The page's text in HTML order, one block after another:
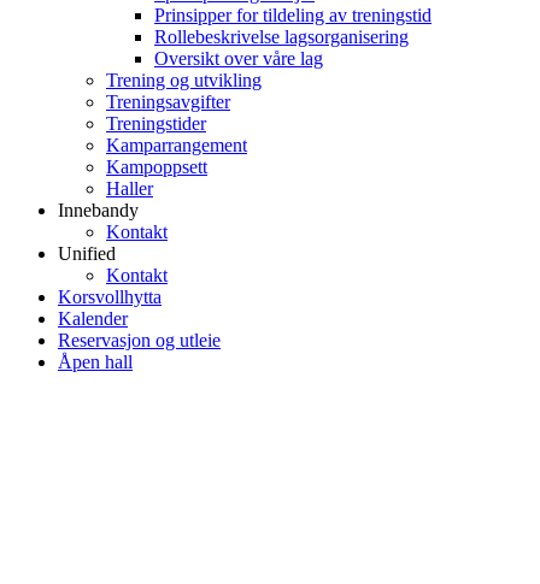
Prinsipper for tildeling av treningstid
Rollebeskrivelse lagsorganisering
Oversikt over våre lag
Trening og utvikling
Treningsavgifter
Treningstider
Kamparrangement
Kampoppsett
Haller
Innebandy
Kontakt
Unified
Kontakt
Korsvollhytta
Kalender
Reservasjon og utleie
Åpen hall